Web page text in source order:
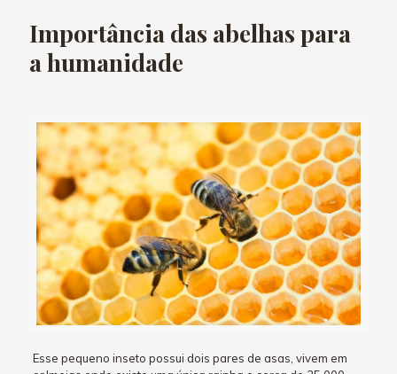
Importância das abelhas para
a humanidade
Esse pequeno inseto possui dois pares de asas, vivem em